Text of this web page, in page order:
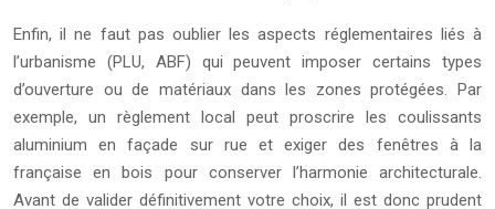
Enfin, il ne faut pas oublier les aspects réglementaires liés à
l’urbanisme (PLU, ABF) qui peuvent imposer certains types
d’ouverture ou de matériaux dans les zones protégées. Par
exemple, un règlement local peut proscrire les coulissants
aluminium en façade sur rue et exiger des fenêtres à la
française en bois pour conserver l’harmonie architecturale.
Avant de valider définitivement votre choix, il est donc prudent